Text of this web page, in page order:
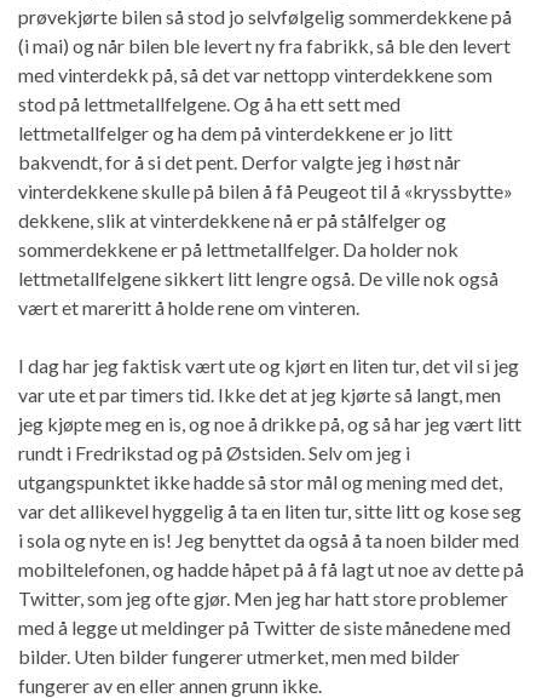
prøvekjørte bilen så stod jo selvfølgelig sommerdekkene på
(i mai) og når bilen ble levert ny fra fabrikk, så ble den levert
med vinterdekk på, så det var nettopp vinterdekkene som
stod på lettmetallfelgene. Og å ha ett sett med
lettmetallfelger og ha dem på vinterdekkene er jo litt
bakvendt, for å si det pent. Derfor valgte jeg i høst når
vinterdekkene skulle på bilen å få Peugeot til å «kryssbytte»
dekkene, slik at vinterdekkene nå er på stålfelger og
sommerdekkene er på lettmetallfelger. Da holder nok
lettmetallfelgene sikkert litt lengre også. De ville nok også
vært et mareritt å holde rene om vinteren.
I dag har jeg faktisk vært ute og kjørt en liten tur, det vil si jeg
var ute et par timers tid. Ikke det at jeg kjørte så langt, men
jeg kjøpte meg en is, og noe å drikke på, og så har jeg vært litt
rundt i Fredrikstad og på Østsiden. Selv om jeg i
utgangspunktet ikke hadde så stor mål og mening med det,
var det allikevel hyggelig å ta en liten tur, sitte litt og kose seg
i sola og nyte en is! Jeg benyttet da også å ta noen bilder med
mobiltelefonen, og hadde håpet på å få lagt ut noe av dette på
Twitter, som jeg ofte gjør. Men jeg har hatt store problemer
med å legge ut meldinger på Twitter de siste månedene med
bilder. Uten bilder fungerer utmerket, men med bilder
fungerer av en eller annen grunn ikke.